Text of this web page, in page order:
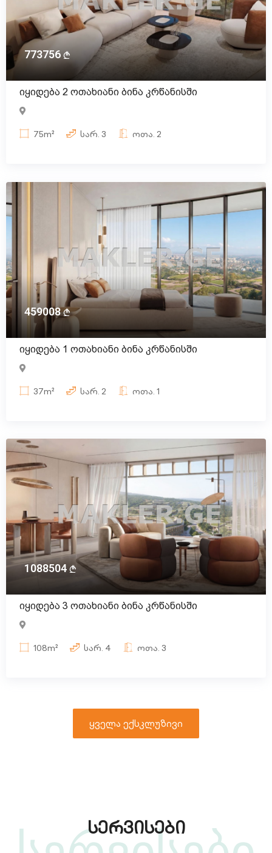
773756
იყიდება 2 ოთახიანი ბინა კრწანისში
75m² სარ. 3 ოთა. 2
459008
იყიდება 1 ოთახიანი ბინა კრწანისში
37m² სარ. 2 ოთა. 1
1088504
იყიდება 3 ოთახიანი ბინა კრწანისში
108m² სარ. 4 ოთა. 3
ყველა ექსკლუზივი
სერვისები